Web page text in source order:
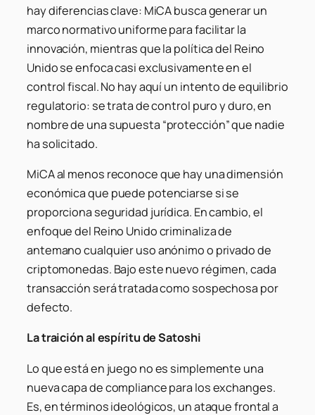
hay diferencias clave: MiCA busca generar un
marco normativo uniforme para facilitar la
innovación, mientras que la política del Reino
Unido se enfoca casi exclusivamente en el
control fiscal. No hay aquí un intento de equilibrio
regulatorio: se trata de control puro y duro, en
nombre de una supuesta “protección” que nadie
ha solicitado.
MiCA al menos reconoce que hay una dimensión
económica que puede potenciarse si se
proporciona seguridad jurídica. En cambio, el
enfoque del Reino Unido criminaliza de
antemano cualquier uso anónimo o privado de
criptomonedas. Bajo este nuevo régimen, cada
transacción será tratada como sospechosa por
defecto.
La traición al espíritu de Satoshi
Lo que está en juego no es simplemente una
nueva capa de compliance para los exchanges.
Es, en términos ideológicos, un ataque frontal a